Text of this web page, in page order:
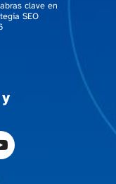
clave en
SEO